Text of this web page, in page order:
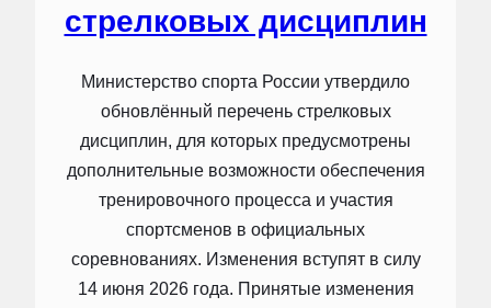
стрелковых дисциплин
Министерство спорта России утвердило
обновлённый перечень стрелковых
дисциплин, для которых предусмотрены
дополнительные возможности обеспечения
тренировочного процесса и участия
спортсменов в официальных
соревнованиях. Изменения вступят в силу
14 июня 2026 года. Принятые изменения